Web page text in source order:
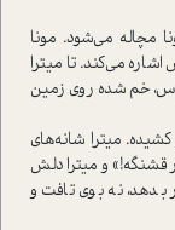
مچاله می‌شود. مونا
می‌کند. تا میترا
خم شده روی زمین
میترا شانه‌های
قشنگه!» و میترا دلش
نه بوی تافت و